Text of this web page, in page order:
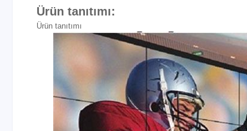
Ürün tanıtımı:
Ürün tanıtımı